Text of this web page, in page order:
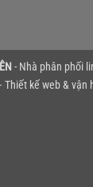
- Nhà phân phối
kế web & vận